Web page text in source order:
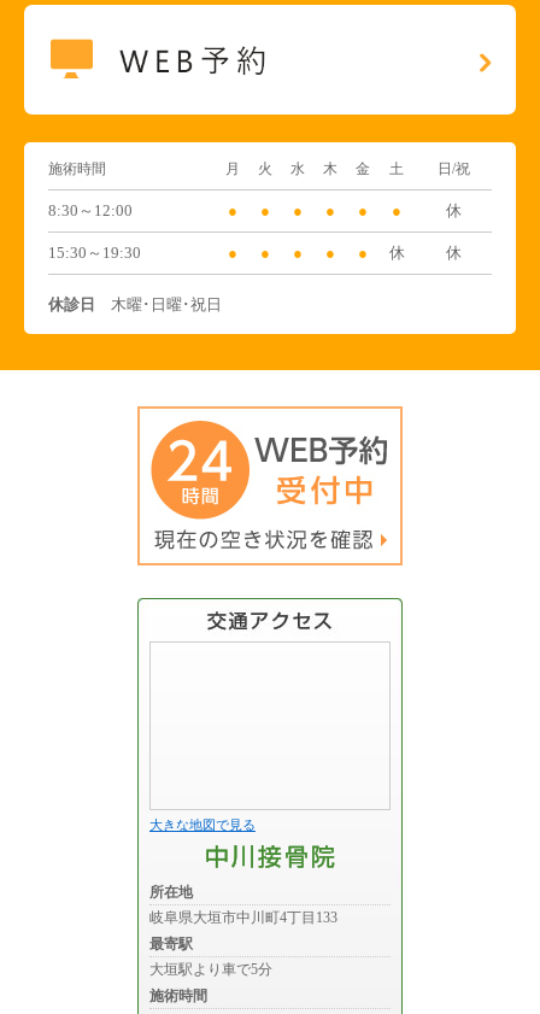
施術時間 月 火 水 木 金 土 日/祝
8:30～12:00 ● ● ● ● ● ● 休
15:30～19:30 ● ● ● ● ● 休 休
休診日 木曜･日曜･祝日
大きな地図で見る
所在地
岐阜県大垣市中川町4丁目133
最寄駅
大垣駅より車で5分
施術時間